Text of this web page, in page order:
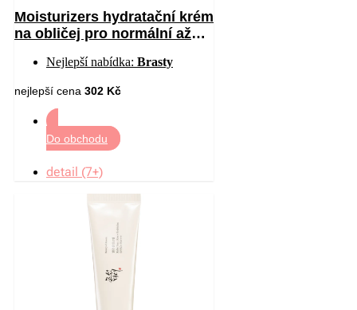
Moisturizers hydratační krém
na obličej pro normální až
Nejlepší nabídka: Brasty
nejlepší cena 302 Kč
Do obchodu
detail (7+)